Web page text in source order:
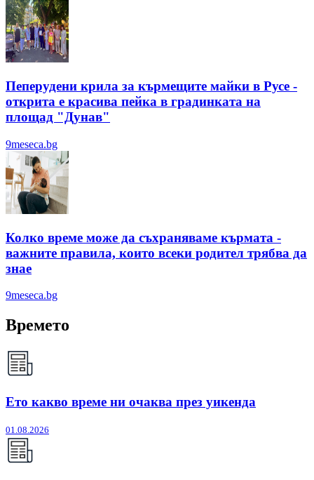
Пеперудени крила за кърмещите майки в Русе -
открита е красива пейка в градинката на
площад "Дунав"
9meseca.bg
Колко време може да съхраняваме кърмата -
важните правила, които всеки родител трябва да
знае
9meseca.bg
Времето
Ето какво време ни очаква през уикенда
01.08.2026